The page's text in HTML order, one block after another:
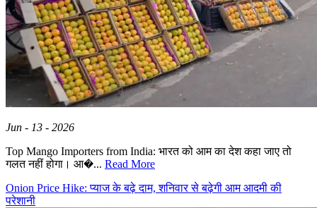
Jun - 13 - 2026
Top Mango Importers from India: भारत को आम का देश कहा जाए तो
गलत नहीं होगा। आ�... Read More
Onion Price Hike: प्याज के बढ़े दाम, शनिवार से बढ़ेगी आम आदमी की
परेशानी